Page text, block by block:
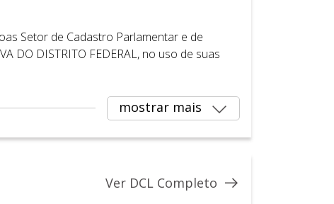
Setor de Cadastro Parlamentar e de
DO DISTRITO FEDERAL, no uso de suas
mostrar mais
Ver DCL Completo